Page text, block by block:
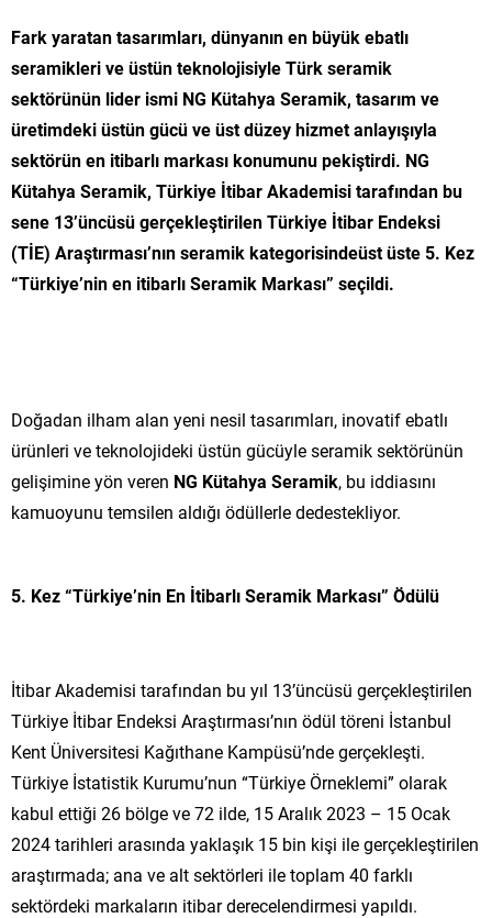
Fark yaratan tasarımları, dünyanın en büyük ebatlı
seramikleri ve üstün teknolojisiyle Türk seramik
sektörünün lider ismi NG Kütahya Seramik, tasarım ve
üretimdeki üstün gücü ve üst düzey hizmet anlayışıyla
sektörün en itibarlı markası konumunu pekiştirdi. NG
Kütahya Seramik, Türkiye İtibar Akademisi tarafından bu
sene 13’üncüsü gerçekleştirilen Türkiye İtibar Endeksi
(TİE) Araştırması’nın seramik kategorisindeüst üste 5. Kez
“Türkiye’nin en itibarlı Seramik Markası” seçildi.
Doğadan ilham alan yeni nesil tasarımları, inovatif ebatlı
ürünleri ve teknolojideki üstün gücüyle seramik sektörünün
gelişimine yön veren NG Kütahya Seramik, bu iddiasını
kamuoyunu temsilen aldığı ödüllerle dedestekliyor.
5. Kez “Türkiye’nin En İtibarlı Seramik Markası” Ödülü
İtibar Akademisi tarafından bu yıl 13’üncüsü gerçekleştirilen
Türkiye İtibar Endeksi Araştırması’nın ödül töreni İstanbul
Kent Üniversitesi Kağıthane Kampüsü’nde gerçekleşti.
Türkiye İstatistik Kurumu’nun “Türkiye Örneklemi” olarak
kabul ettiği 26 bölge ve 72 ilde, 15 Aralık 2023 – 15 Ocak
2024 tarihleri arasında yaklaşık 15 bin kişi ile gerçekleştirilen
araştırmada; ana ve alt sektörleri ile toplam 40 farklı
sektördeki markaların itibar derecelendirmesi yapıldı.